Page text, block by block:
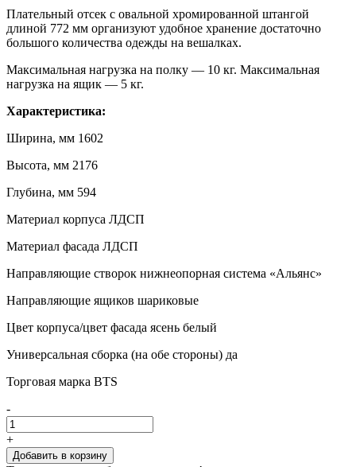
Плательный отсек с овальной хромированной штангой
длиной 772 мм организуют удобное хранение достаточно
большого количества одежды на вешалках.
Максимальная нагрузка на полку — 10 кг. Максимальная
нагрузка на ящик — 5 кг.
Характеристика:
Ширина, мм 1602
Высота, мм 2176
Глубина, мм 594
Материал корпуса ЛДСП
Материал фасада ЛДСП
Направляющие створок нижнеопорная система «Альянс»
Направляющие ящиков шариковые
Цвет корпуса/цвет фасада ясень белый
Универсальная сборка (на обе стороны) да
Торговая марка BTS
-
+